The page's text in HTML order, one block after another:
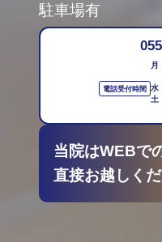
駐車場有
電話受付時間
月
水
土
当院はWEBで
直接お越しくだ